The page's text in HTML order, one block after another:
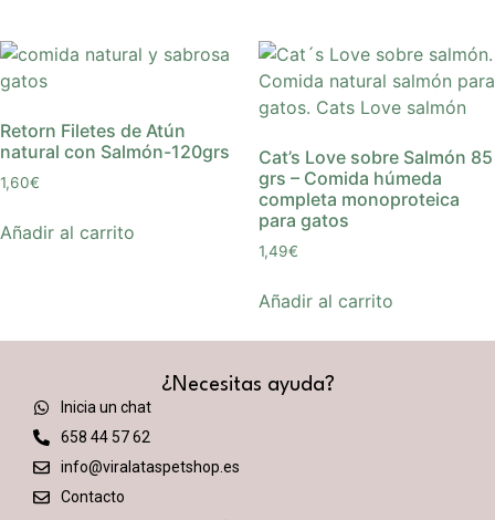
Retorn Filetes de Atún
natural con Salmón-120grs
1,60€
Añadir al carrito
Cat’s Love sobre Salmón 85
grs – Comida húmeda
completa monoproteica
para gatos
1,49€
Añadir al carrito
¿Necesitas ayuda?
Inicia un chat
658 44 57 62
info@viralataspetshop.es
Contacto